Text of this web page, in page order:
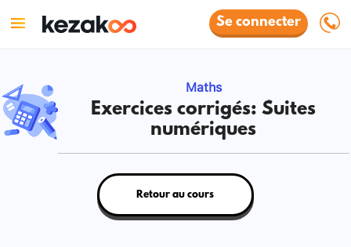
Se connecter
Maths
Exercices corrigés: Suites
numériques
Retour au cours